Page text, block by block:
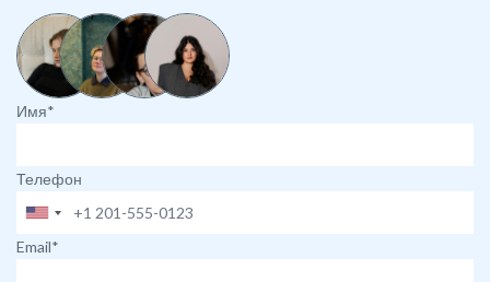
Имя*
Телефон
Email*